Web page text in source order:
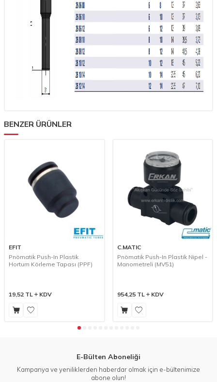
BENZER ÜRÜNLER
EFIT
Pnömatik Push-In Plastik
Hortum Körleme Tapası (PPF)
19,52 TL KDV
C.MATIC
Pnömatik Push-In Plastik Nipel -
Manometreli (MV51)
954,25TL KDV
E-Bülten Aboneliği
Kampanya ve yeniliklerden haberdar olmak için e-bültenimize
abone olun!